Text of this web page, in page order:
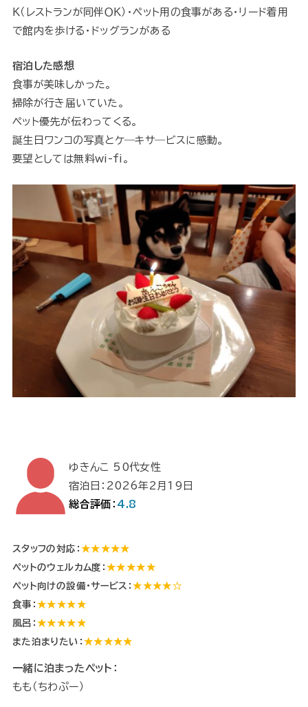
Ｋ（レストランが同伴ＯＫ）・ペット用の食事がある・リード着用
で館内を歩ける・ドッグランがある
宿泊した感想
食事が美味しかった。
掃除が行き届いていた。
ペット優先が伝わってくる。
誕生日ワンコの写真とケ―キサ―ビスに感動。
要望としては無料wi-fi。
ゆきんこ 50代女性
宿泊日：2026年2月19日
総合評価： 4.8
スタッフの対応： ★★★★★
ペットのウェルカム度：★★★★★
ペット向けの設備・サービス：★★★★☆
食事：★★★★★
風呂：★★★★★
また泊まりたい： ★★★★★
一緒に泊まったペット：
もも（ちわぷー）